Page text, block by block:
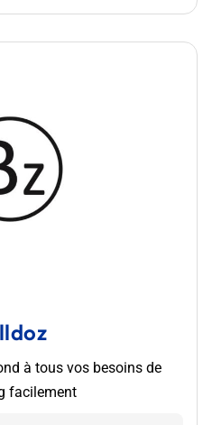
à tous vos besoins de
facilement